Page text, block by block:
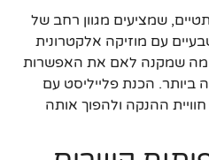
שמציעים מגוון רחב של
עם מוזיקה אלקטרונית
מה שמקנה לאם את האפשרות
ביותר. הכנת פלייליסט עם
ההנקה ולהפוך אותה